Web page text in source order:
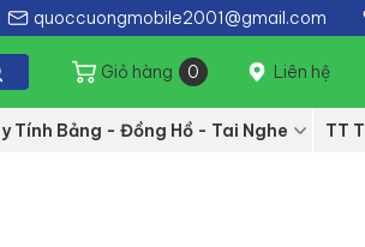
quoccuongmobile2001@gmail.com
Giỏ hàng 0 Liên hệ
Tính Bảng - Đồng Hồ - Tai Nghe TT